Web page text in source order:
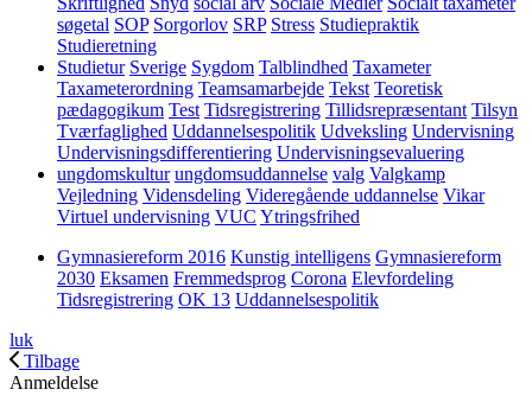
søgetal SOP Sorgorlov SRP Stress Studiepraktik
Studieretning
Studietur Sverige Sygdom Talblindhed Taxameter
Taxameterordning Teamsamarbejde Tekst Teoretisk
pædagogikum Test Tidsregistrering Tillidsrepræsentant Tilsyn
Tværfaglighed Uddannelsespolitik Udveksling Undervisning
Undervisningsdifferentiering Undervisningsevaluering
ungdomskultur ungdomsuddannelse valg Valgkamp
Vejledning Vidensdeling Videregående uddannelse Vikar
Virtuel undervisning VUC Ytringsfrihed
Gymnasiereform 2016 Kunstig intelligens Gymnasiereform
2030 Eksamen Fremmedsprog Corona Elevfordeling
Tidsregistrering OK 13 Uddannelsespolitik
luk
Tilbage
Anmeldelse